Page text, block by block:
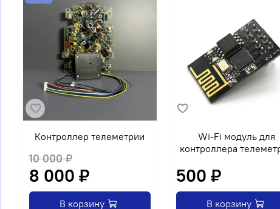
Контроллер телеметрии
10 000 ₽
8 000 ₽
В корзину
Wi-Fi модуль для
контроллера
500 ₽
В корзину